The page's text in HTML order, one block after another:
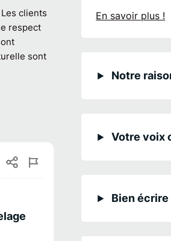
clients
respect
sont
En savoir plus !
Notre
Votre voix
Bien écrire